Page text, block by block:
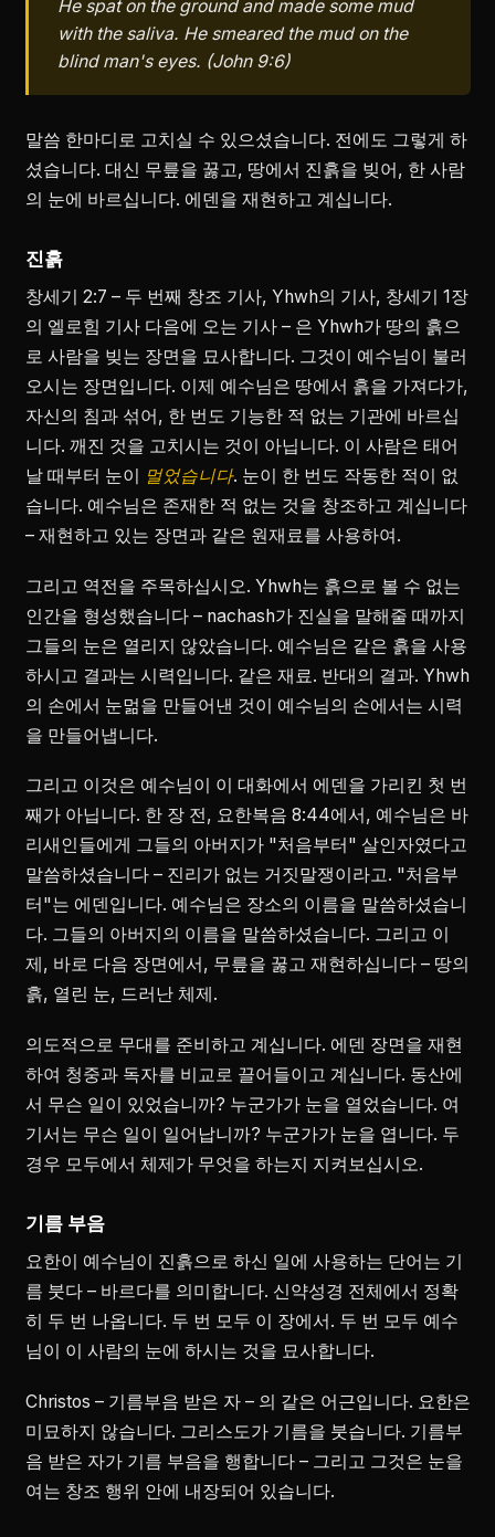
He spat on the ground and made some mud
with the saliva. He smeared the mud on the
blind man's eyes. (John 9:6)
말씀 한마디로 고치실 수 있으셨습니다. 전에도 그렇게 하
셨습니다. 대신 무릎을 꿇고, 땅에서 진흙을 빚어, 한 사람
의 눈에 바르십니다. 에덴을 재현하고 계십니다.
진흙
창세기 2:7 – 두 번째 창조 기사, Yhwh의 기사, 창세기 1장
의 엘로힘 기사 다음에 오는 기사 – 은 Yhwh가 땅의 흙으
로 사람을 빚는 장면을 묘사합니다. 그것이 예수님이 불러
오시는 장면입니다. 이제 예수님은 땅에서 흙을 가져다가,
자신의 침과 섞어, 한 번도 기능한 적 없는 기관에 바르십
니다. 깨진 것을 고치시는 것이 아닙니다. 이 사람은 태어
날 때부터 눈이 멀었습니다. 눈이 한 번도 작동한 적이 없
습니다. 예수님은 존재한 적 없는 것을 창조하고 계십니다
– 재현하고 있는 장면과 같은 원재료를 사용하여.
그리고 역전을 주목하십시오. Yhwh는 흙으로 볼 수 없는
인간을 형성했습니다 – nachash가 진실을 말해줄 때까지
그들의 눈은 열리지 않았습니다. 예수님은 같은 흙을 사용
하시고 결과는 시력입니다. 같은 재료. 반대의 결과. Yhwh
의 손에서 눈멂을 만들어낸 것이 예수님의 손에서는 시력
을 만들어냅니다.
그리고 이것은 예수님이 이 대화에서 에덴을 가리킨 첫 번
째가 아닙니다. 한 장 전, 요한복음 8:44에서, 예수님은 바
리새인들에게 그들의 아버지가 "처음부터" 살인자였다고
말씀하셨습니다 – 진리가 없는 거짓말쟁이라고. "처음부
터"는 에덴입니다. 예수님은 장소의 이름을 말씀하셨습니
다. 그들의 아버지의 이름을 말씀하셨습니다. 그리고 이
제, 바로 다음 장면에서, 무릎을 꿇고 재현하십니다 – 땅의
흙, 열린 눈, 드러난 체제.
의도적으로 무대를 준비하고 계십니다. 에덴 장면을 재현
하여 청중과 독자를 비교로 끌어들이고 계십니다. 동산에
서 무슨 일이 있었습니까? 누군가가 눈을 열었습니다. 여
기서는 무슨 일이 일어납니까? 누군가가 눈을 엽니다. 두
경우 모두에서 체제가 무엇을 하는지 지켜보십시오.
기름 부음
요한이 예수님이 진흙으로 하신 일에 사용하는 단어는 기
름 붓다 – 바르다를 의미합니다. 신약성경 전체에서 정확
히 두 번 나옵니다. 두 번 모두 이 장에서. 두 번 모두 예수
님이 이 사람의 눈에 하시는 것을 묘사합니다.
Christos – 기름부음 받은 자 – 의 같은 어근입니다. 요한은
미묘하지 않습니다. 그리스도가 기름을 붓습니다. 기름부
음 받은 자가 기름 부음을 행합니다 – 그리고 그것은 눈을
여는 창조 행위 안에 내장되어 있습니다.